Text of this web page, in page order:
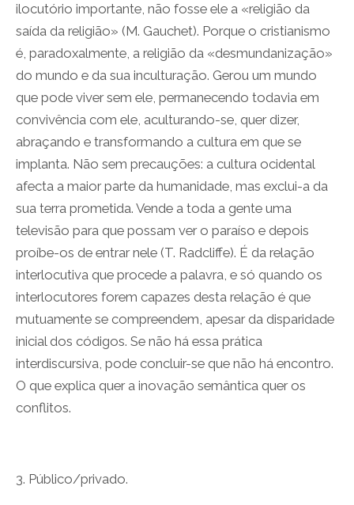
ilocutório importante, não fosse ele a «religião da
saída da religião» (M. Gauchet). Porque o cristianismo
é, paradoxalmente, a religião da «desmundanização»
do mundo e da sua inculturação. Gerou um mundo
que pode viver sem ele, permanecendo todavia em
convivência com ele, aculturando-se, quer dizer,
abraçando e transformando a cultura em que se
implanta. Não sem precauções: a cultura ocidental
afecta a maior parte da humanidade, mas exclui-a da
sua terra prometida. Vende a toda a gente uma
televisão para que possam ver o paraíso e depois
proíbe-os de entrar nele (T. Radcliffe). É da relação
interlocutiva que procede a palavra, e só quando os
interlocutores forem capazes desta relação é que
mutuamente se compreendem, apesar da disparidade
inicial dos códigos. Se não há essa prática
interdiscursiva, pode concluir-se que não há encontro.
O que explica quer a inovação semântica quer os
conflitos.
3. Público/privado.